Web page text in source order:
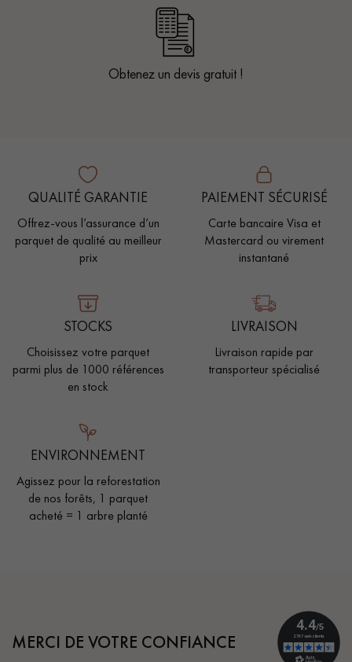
Obtenez un devis gratuit !
QUALITÉ GARANTIE
Offrez-vous l’assurance d’un
parquet de qualité au meilleur
prix
PAIEMENT SÉCURISÉ
Carte bancaire Visa et
Mastercard ou virement
instantané
STOCKS
Choisissez votre parquet
parmi plus de 1000 références
en stock
LIVRAISON
Livraison rapide par
transporteur spécialisé
ENVIRONNEMENT
Agissez pour la reforestation
de nos forêts, 1 parquet
acheté = 1 arbre planté
MERCI DE VOTRE CONFIANCE